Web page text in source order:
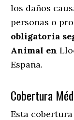
los daños
personas o
obligatoria
Animal en
España.
Cobertura
Esta